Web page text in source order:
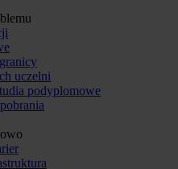
uczelni
podyplomowe